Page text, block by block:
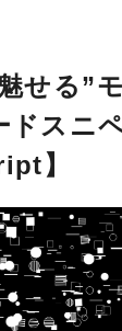
せる”
ドスニ
】